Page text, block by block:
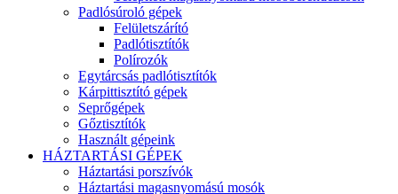
Padlósúroló gépek
Felületszárító
Padlótisztítók
Polírozók
Egytárcsás padlótisztítók
Kárpittisztító gépek
Seprőgépek
Gőztisztítók
Használt gépeink
HÁZTARTÁSI GÉPEK
Háztartási porszívók
Háztartási magasnyomású mosók